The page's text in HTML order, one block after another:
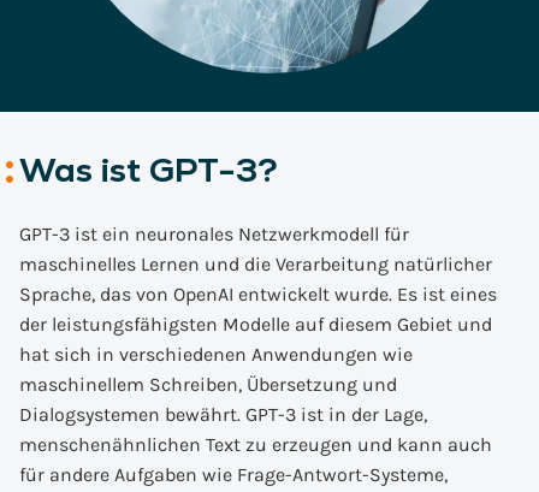
Was ist GPT-3?
GPT-3 ist ein neuronales Netzwerkmodell für
maschinelles Lernen und die Verarbeitung natürlicher
Sprache, das von OpenAI entwickelt wurde. Es ist eines
der leistungsfähigsten Modelle auf diesem Gebiet und
hat sich in verschiedenen Anwendungen wie
maschinellem Schreiben, Übersetzung und
Dialogsystemen bewährt. GPT-3 ist in der Lage,
menschenähnlichen Text zu erzeugen und kann auch
für andere Aufgaben wie Frage-Antwort-Systeme,